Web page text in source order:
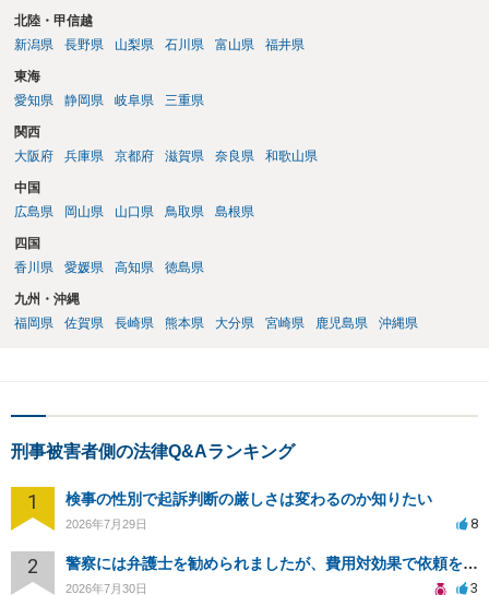
北陸・甲信越
新潟県
長野県 山梨県 石川県 富山県 福井県
東海
愛知県
静岡県 岐阜県 三重県
関西
大阪府
兵庫県 京都府 滋賀県 奈良県 和歌山県
中国
広島県
岡山県 山口県 鳥取県 島根県
四国
香川県
愛媛県 高知県 徳島県
九州・沖縄
福岡県
佐賀県 長崎県 熊本県 大分県 宮崎県 鹿児島県 沖縄県
刑事被害者側の法律Q&Aランキング
1 検事の性別で起訴判断の厳しさは変わるのか知りたい
2026年7月29日 8
2 警察には弁護士を勧められましたが、費用対効果で依頼をすることを躊躇しています。
2026年7月30日 3